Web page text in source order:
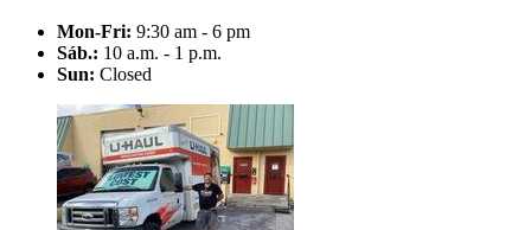
Mon-Fri: 9:30 am - 6 pm
Sáb.: 10 a.m. - 1 p.m.
Sun: Closed